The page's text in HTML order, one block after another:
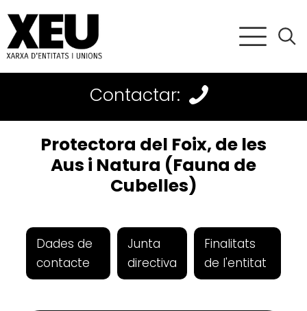
Contactar:
Protectora del Foix, de les
Aus i Natura (Fauna de
Cubelles)
Dades de
contacte
Junta
directiva
Finalitats
de l'entitat